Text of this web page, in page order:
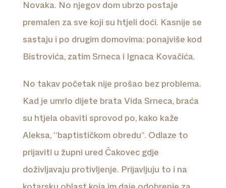
Novaka. No njegov dom ubrzo postaje
premalen za sve koji su htjeli doći. Kasnije se
sastaju i po drugim domovima: ponajviše kod
Bistrovića, zatim Srneca i Ignaca Kovačića.
No takav početak nije prošao bez problema.
Kad je umrlo dijete brata Vida Srneca, braća
su htjela obaviti sprovod po, kako kaže
Aleksa, ‘‘baptističkom obredu’‘. Odlaze to
prijaviti u župni ured Čakovec gdje
doživljavaju protivljenje. Prijavljuju to i na